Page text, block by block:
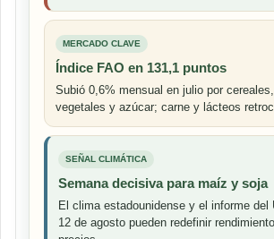
MERCADO CLAVE
Índice FAO en 131,1 puntos
Subió 0,6% mensual en julio por
vegetales y azúcar; carne y lácteos
SEÑAL CLIMÁTICA
Semana decisiva para maíz y soja
El clima estadounidense y el informe del
12 de agosto pueden redefinir